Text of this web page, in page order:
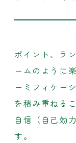
ポイント、ラ
ームのように
ーミフィケー
を積み重ねる
自信（自己効
す。